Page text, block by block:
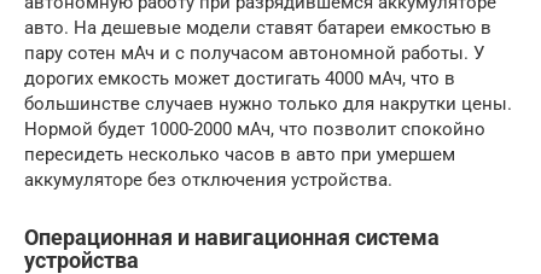
авто. На дешевые модели ставят батареи емкостью в
пару сотен мАч и с получасом автономной работы. У
дорогих емкость может достигать 4000 мАч, что в
большинстве случаев нужно только для накрутки цены.
Нормой будет 1000-2000 мАч, что позволит спокойно
пересидеть несколько часов в авто при умершем
аккумуляторе без отключения устройства.
Операционная и навигационная система
устройства